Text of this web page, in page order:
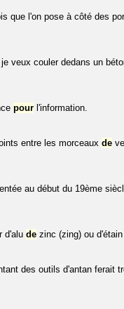
que l'on pose à côté des
veux couler dedans un
pour l'information.
entre les morceaux de
au début du 19ème
d'alu de zinc (zing) ou
des outils d'antan ferait